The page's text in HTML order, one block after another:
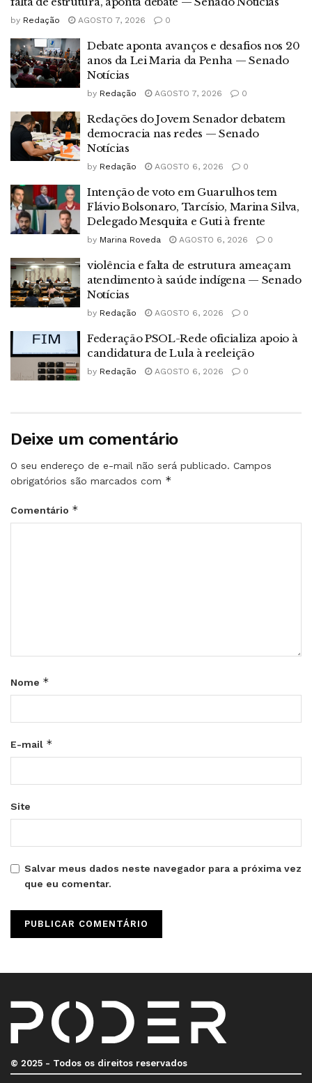
by Redação AGOSTO 7, 2026 0
Debate aponta avanços e desafios nos 20
anos da Lei Maria da Penha — Senado
Notícias
by Redação AGOSTO 7, 2026 0
Redações do Jovem Senador debatem
democracia nas redes — Senado
Notícias
by Redação AGOSTO 6, 2026 0
Intenção de voto em Guarulhos tem
Flávio Bolsonaro, Tarcísio, Marina Silva,
Delegado Mesquita e Guti à frente
by Marina Roveda AGOSTO 6, 2026 0
violência e falta de estrutura ameaçam
atendimento à saúde indígena — Senado
Notícias
by Redação AGOSTO 6, 2026 0
Federação PSOL-Rede oficializa apoio à
candidatura de Lula à reeleição
by Redação AGOSTO 6, 2026 0
Deixe um comentário
O seu endereço de e-mail não será publicado. Campos
obrigatórios são marcados com *
Comentário *
Nome *
E-mail *
Site
Salvar meus dados neste navegador para a próxima vez
que eu comentar.
© 2025 - Todos os direitos reservados